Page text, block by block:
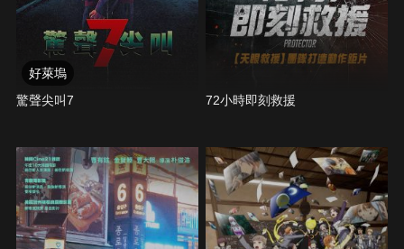
好萊塢
驚聲尖叫7
72小時即刻救援